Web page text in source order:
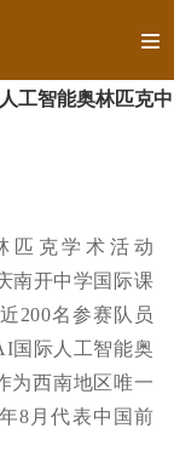
工智能奥林匹克中
匹克学术活动
南开中学国际课
200名参赛队员
国际人工智能奥
为西南地区唯一
8月代表中国前